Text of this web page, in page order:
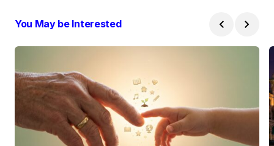
You May be Interested